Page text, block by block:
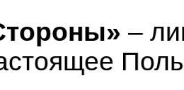
–